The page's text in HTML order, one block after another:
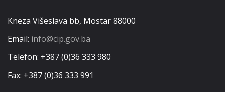
Kneza Višeslava bb, Mostar 88000
Email: info@cip.gov.ba
Telefon: +387 (0)36 333 980
Fax: +387 (0)36 333 991